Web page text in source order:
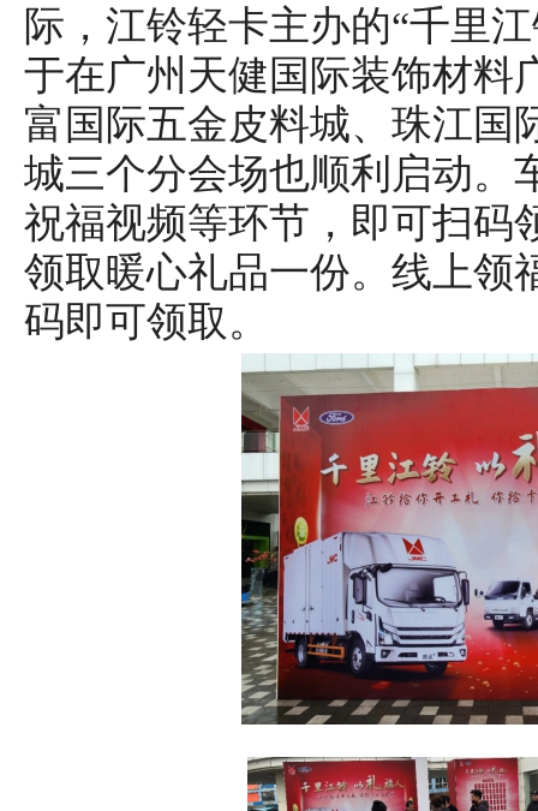
际，江铃轻卡主办的“千里
于在广州天健国际装饰材料
富国际五金皮料城、珠江国
城三个分会场也顺利启动。
祝福视频等环节，即可扫码
领取暖心礼品一份。线上领
码即可领取。